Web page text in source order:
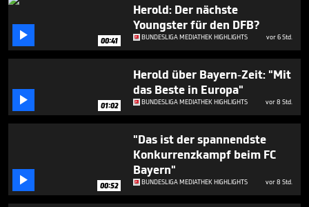
34
 00:41
Herold: Der nächste
Youngster für den DFB?
BUNDESLIGA MEDIATHEK HIGHLIGHTS vor 6 Std.
 01:02
Herold über Bayern-Zeit: "Mit
das Beste in Europa"
BUNDESLIGA MEDIATHEK HIGHLIGHTS vor 8 Std.
 00:52
"Das ist der spannendste
Konkurrenzkampf beim FC
Bayern"
BUNDESLIGA MEDIATHEK HIGHLIGHTS vor 8 Std.